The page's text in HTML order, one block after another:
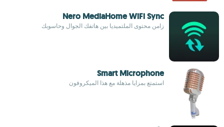
Nero MediaHome WiFi Sync
زامن محتوى الملتميديا بين هاتفك الجوال وحاسوبك
Smart Microphone
استمتع بمزايا مذهلة مع هذا الميكروفون